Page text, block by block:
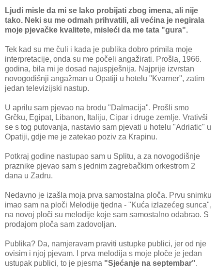
Ljudi misle da mi se lako probijati zbog imena, ali nije
tako. Neki su me odmah prihvatili, ali većina je negirala
moje pjevačke kvalitete, misleći da me tata "gura".
Tek kad su me čuli i kada je publika dobro primila moje
interpretacije, onda su me počeli angažirati. Prošla, 1966.
godina, bila mi je dosad najuspješnija. Najprije izvrstan
novogodišnji angažman u Opatiji u hotelu "Kvarner", zatim
jedan televizijski nastup.
U aprilu sam pjevao na brodu "Dalmacija". Prošli smo
Grčku, Egipat, Libanon, Italiju, Cipar i druge zemlje. Vrativši
se s tog putovanja, nastavio sam pjevati u hotelu "Adriatic" u
Opatiji, gdje me je zatekao poziv za Krapinu.
Potkraj godine nastupao sam u Splitu, a za novogodišnje
praznike pjevao sam s jednim zagrebačkim orkestrom 2
dana u Zadru.
Nedavno je izašla moja prva samostalna ploča. Prvu snimku
imao sam na ploči Melodije tjedna - "Kuća izlazećeg sunca",
na novoj ploči su melodije koje sam samostalno odabrao. S
prodajom ploča sam zadovoljan.
Publika? Da, namjeravam praviti ustupke publici, jer od nje
ovisim i njoj pjevam. I prva melodija s moje ploče je jedan
ustupak publici, to je pjesma "Sjećanje na septembar".